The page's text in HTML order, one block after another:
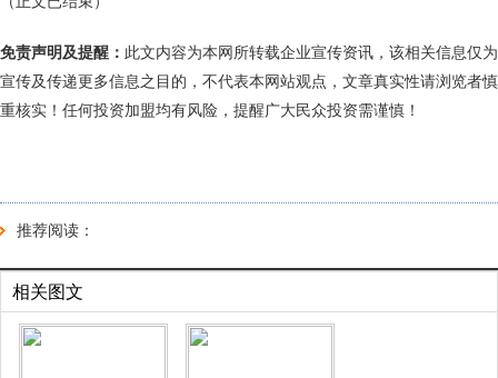
免责声明及提醒： 此文内容为本网所转载企业宣传资讯，该相关信息仅为
宣传及传递更多信息之目的，不代表本网站观点，文章真实性请浏览者慎
重核实！任何投资加盟均有风险，提醒广大民众投资需谨慎！
推荐阅读：
相关图文